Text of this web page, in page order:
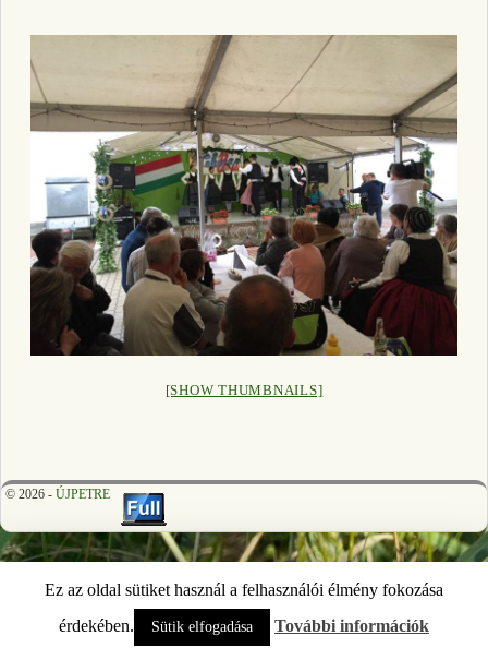
[SHOW THUMBNAILS]
© 2026 - ÚJPETRE
Ez az oldal sütiket használ a felhasználói élmény fokozása
érdekében.
Sütik elfogadása További információk